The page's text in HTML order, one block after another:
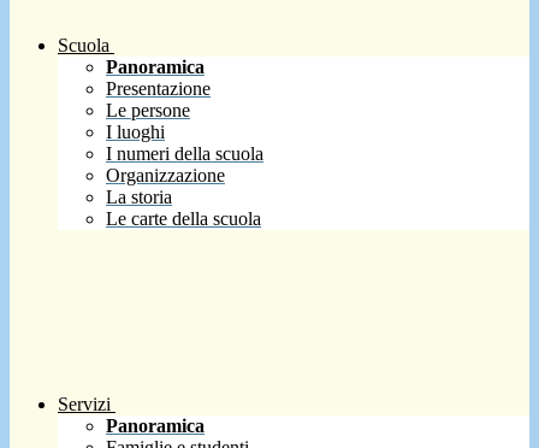
Scuola
Panoramica
Presentazione
Le persone
I luoghi
I numeri della scuola
Organizzazione
La storia
Le carte della scuola
Servizi
Panoramica